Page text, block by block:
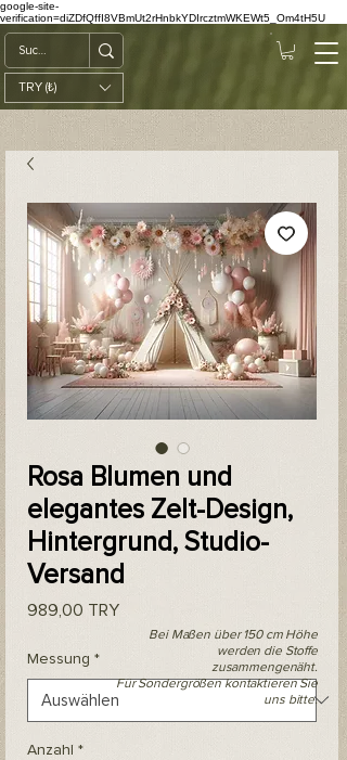
google-site-
verification=diZDfQffI8VBmUt2rHnbkYDIrcztmWKEWt5_Om4tH5U
TRY (₺)
Rosa Blumen und
elegantes Zelt-Design,
Hintergrund, Studio-
Versand
989,00 TRYPreis
Messung *
Anzahl *
Bei Maßen über 150 cm Höhe
werden die Stoffe
zusammengenäht.
Für Sondergrößen kontaktieren Sie
uns bitte.